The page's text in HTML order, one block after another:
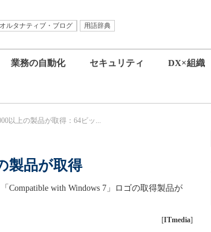
オルタナティブ・ブログ
用語辞典
業務の自動化 セキュリティ DX×組織
以上の製品が取得：64ビッ...
製品が取得
Compatible with Windows 7」ロゴの取得製品が
[ITmedia]